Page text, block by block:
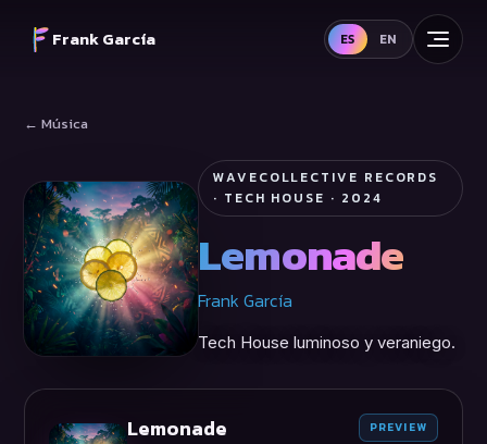
Frank García ES EN
← Música
WAVECOLLECTIVE RECORDS
· TECH HOUSE · 2024
Lemonade
Frank García
Tech House luminoso y veraniego.
Lemonade PREVIEW